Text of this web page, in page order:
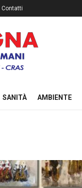
Contatti
SANITÀ AMBIENTE